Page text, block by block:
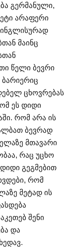
გერმანული,
არაფერი
ინგლისურად
მაინც
წელი ბევრი
ბარიერიც
ცხოვრებას
ეს დიდი
რომ არა ის
ბევრად
მთავარი
რაც უცხო
გეგმებით
რომ
მეტად ის
შენი
და